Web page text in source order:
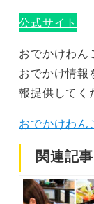
公式サイト
おでかけわ
おでかけ情報
報提供してく
おでかけわ
関連記事